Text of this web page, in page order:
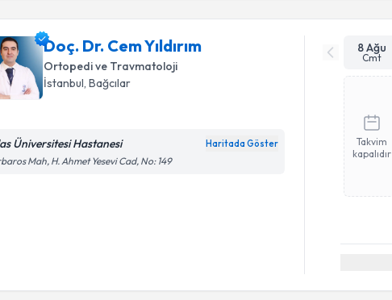
Doç. Dr. Cem Yıldırım
Ortopedi ve Travmatoloji
İstanbul, Bağcılar
Üniversitesi Hastanesi Haritada Göster
Mah, H. Ahmet Yesevi Cad, No: 149
8 Ağu
Cmt
Takvim
kapalıdır